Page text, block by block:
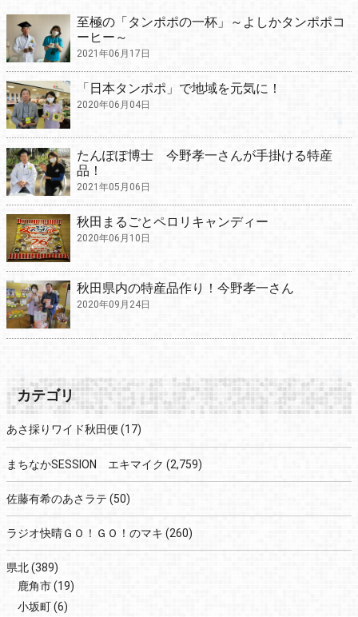
至極の「タンポポの一杯」～よしかタンポポコ
ーヒー～
2021年06月17日
「日本タンポポ」で地域を元気に！
2020年06月04日
たんぽぽ博士 今野孝一さんが手掛ける特産
品！
2021年05月06日
秋田まるごとペロリキャンディー
2020年06月10日
秋田県内の特産品作り！今野孝一さん
2020年09月24日
カテゴリ
あさ採りワイド秋田便 (17)
まちなかSESSION エキマイク (2,759)
佐藤有希のあさラテ (50)
ラジオ快晴ＧＯ！ＧＯ！のマキ (260)
県北(389)
鹿角市(19)
小坂町(6)